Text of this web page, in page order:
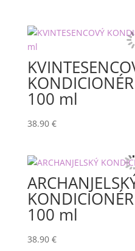
100 ml
38.90 €
100 ml
38.90 €